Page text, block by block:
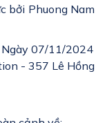
bởi Phuong Nam
07/11/2024
- 357 Lê Hồng